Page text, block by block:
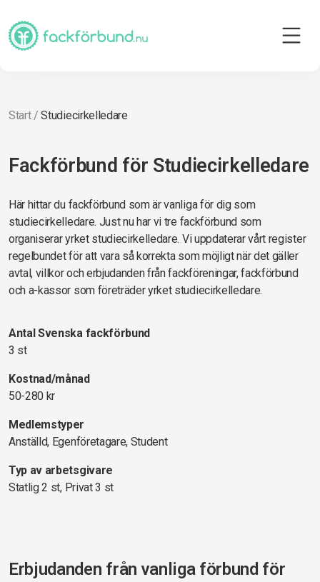
Start/Studiecirkelledare
Fackförbund för Studiecirkelledare
Här hittar du fackförbund som är vanliga för dig som
studiecirkelledare. Just nu har vi tre fackförbund som
organiserar yrket studiecirkelledare. Vi uppdaterar vårt register
regelbundet för att vara så korrekta som möjligt när det gäller
avtal, villkor och erbjudanden från fackföreningar, fackförbund
och a-kassor som företräder yrket studiecirkelledare.
Antal Svenska fackförbund
3 st
Kostnad/månad
50-280 kr
Medlemstyper
Anställd, Egenföretagare, Student
Typ av arbetsgivare
Statlig 2 st, Privat 3 st
Erbjudanden från vanliga förbund för